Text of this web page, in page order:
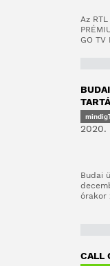
Az
GO TV
2020.
Budai
órakor
CALL